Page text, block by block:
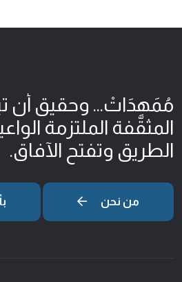
مُمَهِدَاتْ... وحقيق أن
المثقّفة الملتزمة
الطريق وتفتح الآفاق.
من نحن